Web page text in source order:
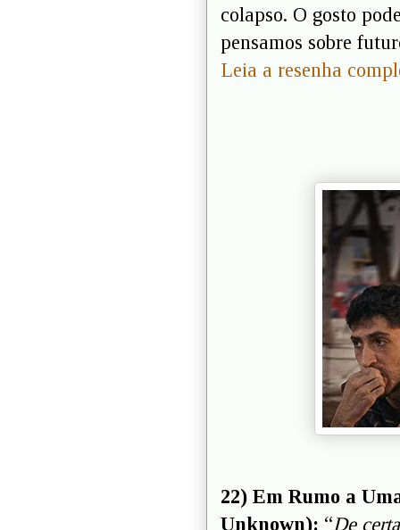
colapso. O gosto
pensamos sobre
Leia a resenha
22) Em Rumo a
Unknown): “De